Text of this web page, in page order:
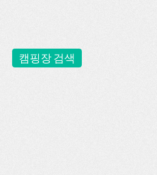
캠핑장 검색